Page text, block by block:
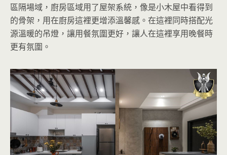
區隔場域，廚房區域用了屋架系統，像是小木屋中看得到
的骨架，用在廚房這裡更增添溫馨感。在這裡同時搭配光
源溫暖的吊燈，讓用餐氛圍更好，讓人在這裡享用晚餐時
更有氛圍。